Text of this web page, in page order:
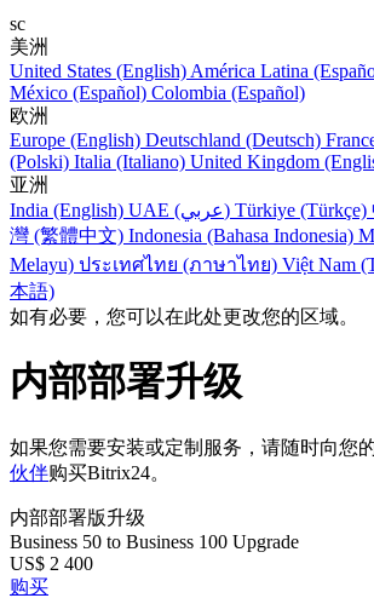
sc
美洲
United States (English) América Latina
México (Español) Colombia (Español)
欧洲
Europe (English) Deutschland (Deutsch)
(Polski) Italia (Italiano) United Kingdom
亚洲
India (English)
UAE (عربي) Türkiye (Türkçe)
灣 (繁體中文) Indonesia (Bahasa Indonesia)
Melayu) ประเทศไทย (ภาษาไทย) Việt Nam
本語)
如有必要，您可以在此处更改您的区域。
内部部署升级
如果您需要安装或定制服务，请随时向您
伙伴购买Bitrix24。
内部部署版升级
Business 50 to Business 100 Upgrade
US$ 2 400
购买